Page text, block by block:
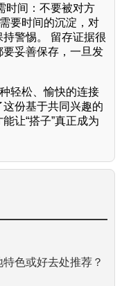
时间：不要被对方
要时间的沉淀，对
警惕。 留存证据很
妥善保存，一旦发
轻松、愉快的连接
份基于共同兴趣的
让“搭子”真正成为
色或好去处推荐？